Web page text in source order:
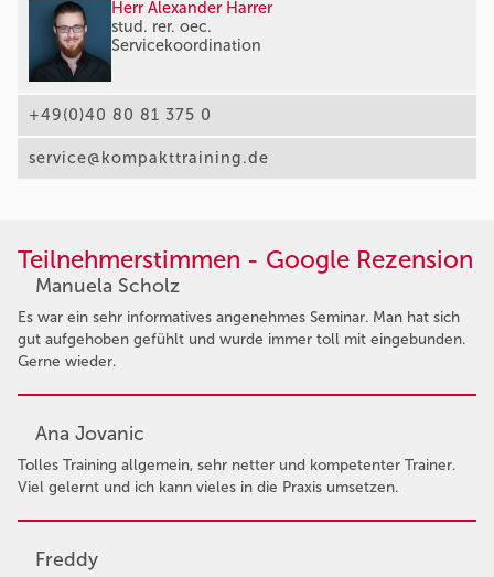
Herr Alexander Harrer
stud. rer. oec.
Servicekoordination
+49(0)40 80 81 375 0
service@kompakttraining.de
Teilnehmerstimmen - Google Rezension
Manuela Scholz
Es war ein sehr informatives angenehmes Seminar. Man hat sich
gut aufgehoben gefühlt und wurde immer toll mit eingebunden.
Gerne wieder.
Ana Jovanic
Tolles Training allgemein, sehr netter und kompetenter Trainer.
Viel gelernt und ich kann vieles in die Praxis umsetzen.
Freddy